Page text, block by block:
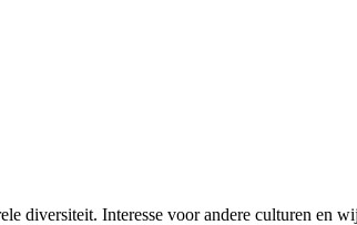
diversiteit. Interesse voor andere culturen en